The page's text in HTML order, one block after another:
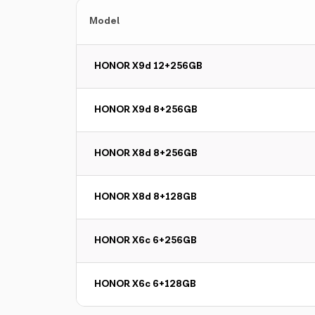
Model
HONOR X9d 12+256GB
HONOR X9d 8+256GB
HONOR X8d 8+256GB
HONOR X8d 8+128GB
HONOR X6c 6+256GB
HONOR X6c 6+128GB